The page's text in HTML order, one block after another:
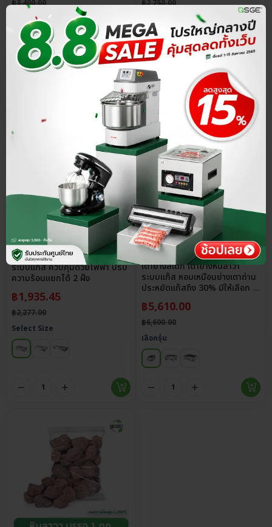
฿3,400.00
Select Size
฿2,750.00
ส่วนลด 15%
4.8
เตาย่างไร้ควัน เตาย่างอินฟาเรด
ระบบแก๊ส ควบคุมด้วยไฟฟ้า ปรับ
ความร้อนแยกได้ 2 ฝั่ง
฿1,935.45
฿2,277.00
Select Size
ประกันศูนย์ไทย
เซ็ตสุดคุ้ม
ส่วนลด 15%
4.8
เตาย่างสเต็ก เตาย่างหินลาวา
ระบบแก๊ส หอมเหมือนย่างเตาถ่าน
ประหยัดแก๊สถึง 30% มีให้เลือก 3
฿5,610.00
฿6,600.00
เลือกรุ่น